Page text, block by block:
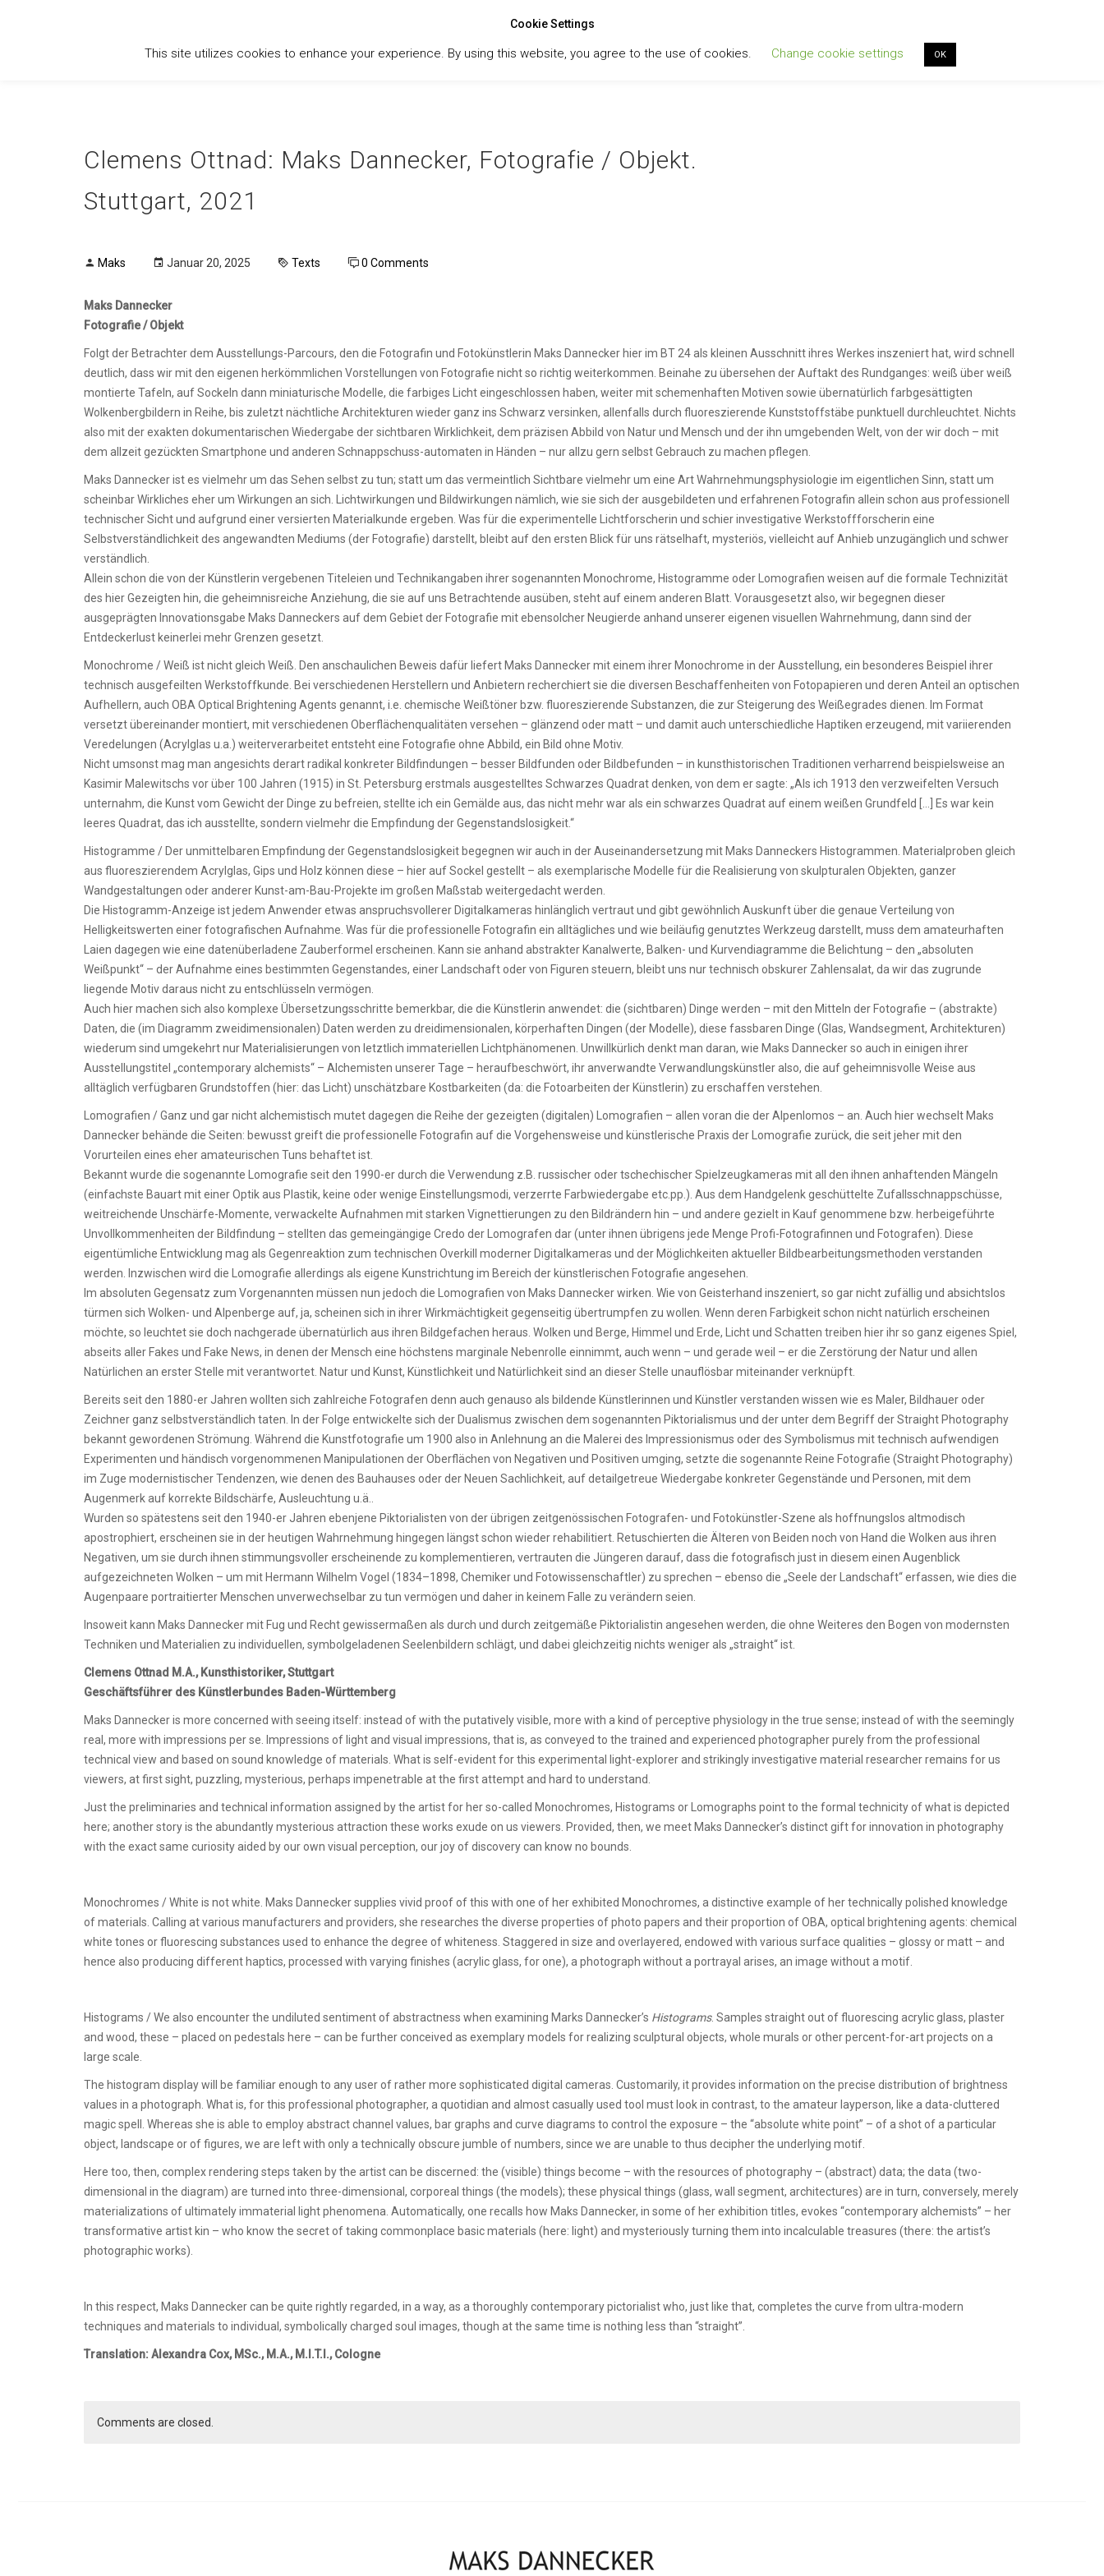
HOME ABOUT BLOG PORTFOLIO 2
Clemens Ottnad: Maks Dannecker, Fotografie / Objekt.
Stuttgart, 2021
Maks Januar 20, 2025 Texts 0 Comments
Maks Dannecker
Fotografie / Objekt
Folgt der Betrachter dem Ausstellungs-Parcours, den die Fotografin und Fotokünstlerin Maks Dannecker hier im BT 24 als kleinen Ausschnitt ihres Werkes inszeniert hat, wird schnell
deutlich, dass wir mit den eigenen herkömmlichen Vorstellungen von Fotografie nicht so richtig weiterkommen. Beinahe zu übersehen der Auftakt des Rundganges: weiß über weiß
montierte Tafeln, auf Sockeln dann miniaturische Modelle, die farbiges Licht eingeschlossen haben, weiter mit schemenhaften Motiven sowie übernatürlich farbgesättigten
Wolkenbergbildern in Reihe, bis zuletzt nächtliche Architekturen wieder ganz ins Schwarz versinken, allenfalls durch fluoreszierende Kunststoffstäbe punktuell durchleuchtet. Nichts
also mit der exakten dokumentarischen Wiedergabe der sichtbaren Wirklichkeit, dem präzisen Abbild von Natur und Mensch und der ihn umgebenden Welt, von der wir doch – mit
dem allzeit gezückten Smartphone und anderen Schnappschuss-automaten in Händen – nur allzu gern selbst Gebrauch zu machen pflegen.
Maks Dannecker ist es vielmehr um das Sehen selbst zu tun; statt um das vermeintlich Sichtbare vielmehr um eine Art Wahrnehmungsphysiologie im eigentlichen Sinn, statt um
scheinbar Wirkliches eher um Wirkungen an sich. Lichtwirkungen und Bildwirkungen nämlich, wie sie sich der ausgebildeten und erfahrenen Fotografin allein schon aus professionell
technischer Sicht und aufgrund einer versierten Materialkunde ergeben. Was für die experimentelle Lichtforscherin und schier investigative Werkstoffforscherin eine
Selbstverständlichkeit des angewandten Mediums (der Fotografie) darstellt, bleibt auf den ersten Blick für uns rätselhaft, mysteriös, vielleicht auf Anhieb unzugänglich und schwer
verständlich.
Allein schon die von der Künstlerin vergebenen Titeleien und Technikangaben ihrer sogenannten Monochrome, Histogramme oder Lomografien weisen auf die formale Technizität
des hier Gezeigten hin, die geheimnisreiche Anziehung, die sie auf uns Betrachtende ausüben, steht auf einem anderen Blatt. Vorausgesetzt also, wir begegnen dieser
ausgeprägten Innovationsgabe Maks Danneckers auf dem Gebiet der Fotografie mit ebensolcher Neugierde anhand unserer eigenen visuellen Wahrnehmung, dann sind der
Entdeckerlust keinerlei mehr Grenzen gesetzt.
Monochrome / Weiß ist nicht gleich Weiß. Den anschaulichen Beweis dafür liefert Maks Dannecker mit einem ihrer Monochrome in der Ausstellung, ein besonderes Beispiel ihrer
technisch ausgefeilten Werkstoffkunde. Bei verschiedenen Herstellern und Anbietern recherchiert sie die diversen Beschaffenheiten von Fotopapieren und deren Anteil an optischen
Aufhellern, auch OBA Optical Brightening Agents genannt, i.e. chemische Weißtöner bzw. fluoreszierende Substanzen, die zur Steigerung des Weißegrades dienen. Im Format
versetzt übereinander montiert, mit verschiedenen Oberflächenqualitäten versehen – glänzend oder matt – und damit auch unterschiedliche Haptiken erzeugend, mit variierenden
Veredelungen (Acrylglas u.a.) weiterverarbeitet entsteht eine Fotografie ohne Abbild, ein Bild ohne Motiv.
Nicht umsonst mag man angesichts derart radikal konkreter Bildfindungen – besser Bildfunden oder Bildbefunden – in kunsthistorischen Traditionen verharrend beispielsweise an
Kasimir Malewitschs vor über 100 Jahren (1915) in St. Petersburg erstmals ausgestelltes Schwarzes Quadrat denken, von dem er sagte: „Als ich 1913 den verzweifelten Versuch
unternahm, die Kunst vom Gewicht der Dinge zu befreien, stellte ich ein Gemälde aus, das nicht mehr war als ein schwarzes Quadrat auf einem weißen Grundfeld […] Es war kein
leeres Quadrat, das ich ausstellte, sondern vielmehr die Empfindung der Gegenstandslosigkeit.“
Histogramme / Der unmittelbaren Empfindung der Gegenstandslosigkeit begegnen wir auch in der Auseinandersetzung mit Maks Danneckers Histogrammen. Materialproben gleich
aus fluoreszierendem Acrylglas, Gips und Holz können diese – hier auf Sockel gestellt – als exemplarische Modelle für die Realisierung von skulpturalen Objekten, ganzer
Wandgestaltungen oder anderer Kunst-am-Bau-Projekte im großen Maßstab weitergedacht werden.
Die Histogramm-Anzeige ist jedem Anwender etwas anspruchsvollerer Digitalkameras hinlänglich vertraut und gibt gewöhnlich Auskunft über die genaue Verteilung von
Helligkeitswerten einer fotografischen Aufnahme. Was für die professionelle Fotografin ein alltägliches und wie beiläufig genutztes Werkzeug darstellt, muss dem amateurhaften
Laien dagegen wie eine datenüberladene Zauberformel erscheinen. Kann sie anhand abstrakter Kanalwerte, Balken- und Kurvendiagramme die Belichtung – den „absoluten
Weißpunkt“ – der Aufnahme eines bestimmten Gegenstandes, einer Landschaft oder von Figuren steuern, bleibt uns nur technisch obskurer Zahlensalat, da wir das zugrunde
liegende Motiv daraus nicht zu entschlüsseln vermögen.
Auch hier machen sich also komplexe Übersetzungsschritte bemerkbar, die die Künstlerin anwendet: die (sichtbaren) Dinge werden – mit den Mitteln der Fotografie – (abstrakte)
Daten, die (im Diagramm zweidimensionalen) Daten werden zu dreidimensionalen, körperhaften Dingen (der Modelle), diese fassbaren Dinge (Glas, Wandsegment, Architekturen)
wiederum sind umgekehrt nur Materialisierungen von letztlich immateriellen Lichtphänomenen. Unwillkürlich denkt man daran, wie Maks Dannecker so auch in einigen ihrer
Ausstellungstitel „contemporary alchemists“ – Alchemisten unserer Tage – heraufbeschwört, ihr anverwandte Verwandlungskünstler also, die auf geheimnisvolle Weise aus
alltäglich verfügbaren Grundstoffen (hier: das Licht) unschätzbare Kostbarkeiten (da: die Fotoarbeiten der Künstlerin) zu erschaffen verstehen.
Lomografien / Ganz und gar nicht alchemistisch mutet dagegen die Reihe der gezeigten (digitalen) Lomografien – allen voran die der Alpenlomos – an. Auch hier wechselt Maks
Dannecker behände die Seiten: bewusst greift die professionelle Fotografin auf die Vorgehensweise und künstlerische Praxis der Lomografie zurück, die seit jeher mit den
Vorurteilen eines eher amateurischen Tuns behaftet ist.
Bekannt wurde die sogenannte Lomografie seit den 1990-er durch die Verwendung z.B. russischer oder tschechischer Spielzeugkameras mit all den ihnen anhaftenden Mängeln
(einfachste Bauart mit einer Optik aus Plastik, keine oder wenige Einstellungsmodi, verzerrte Farbwiedergabe etc.pp.). Aus dem Handgelenk geschüttelte Zufallsschnappschüsse,
weitreichende Unschärfe-Momente, verwackelte Aufnahmen mit starken Vignettierungen zu den Bildrändern hin – und andere gezielt in Kauf genommene bzw. herbeigeführte
Unvollkommenheiten der Bildfindung – stellten das gemeingängige Credo der Lomografen dar (unter ihnen übrigens jede Menge Profi-Fotografinnen und Fotografen). Diese
eigentümliche Entwicklung mag als Gegenreaktion zum technischen Overkill moderner Digitalkameras und der Möglichkeiten aktueller Bildbearbeitungsmethoden verstanden
werden. Inzwischen wird die Lomografie allerdings als eigene Kunstrichtung im Bereich der künstlerischen Fotografie angesehen.
Im absoluten Gegensatz zum Vorgenannten müssen nun jedoch die Lomografien von Maks Dannecker wirken. Wie von Geisterhand inszeniert, so gar nicht zufällig und absichtslos
türmen sich Wolken- und Alpenberge auf, ja, scheinen sich in ihrer Wirkmächtigkeit gegenseitig übertrumpfen zu wollen. Wenn deren Farbigkeit schon nicht natürlich erscheinen
möchte, so leuchtet sie doch nachgerade übernatürlich aus ihren Bildgefachen heraus. Wolken und Berge, Himmel und Erde, Licht und Schatten treiben hier ihr so ganz eigenes Spiel,
abseits aller Fakes und Fake News, in denen der Mensch eine höchstens marginale Nebenrolle einnimmt, auch wenn – und gerade weil – er die Zerstörung der Natur und allen
Natürlichen an erster Stelle mit verantwortet. Natur und Kunst, Künstlichkeit und Natürlichkeit sind an dieser Stelle unauflösbar miteinander verknüpft.
Bereits seit den 1880-er Jahren wollten sich zahlreiche Fotografen denn auch genauso als bildende Künstlerinnen und Künstler verstanden wissen wie es Maler, Bildhauer oder
Zeichner ganz selbstverständlich taten. In der Folge entwickelte sich der Dualismus zwischen dem sogenannten Piktorialismus und der unter dem Begriff der Straight Photography
bekannt gewordenen Strömung. Während die Kunstfotografie um 1900 also in Anlehnung an die Malerei des Impressionismus oder des Symbolismus mit technisch aufwendigen
Experimenten und händisch vorgenommenen Manipulationen der Oberflächen von Negativen und Positiven umging, setzte die sogenannte Reine Fotografie (Straight Photography)
im Zuge modernistischer Tendenzen, wie denen des Bauhauses oder der Neuen Sachlichkeit, auf detailgetreue Wiedergabe konkreter Gegenstände und Personen, mit dem
Augenmerk auf korrekte Bildschärfe, Ausleuchtung u.ä..
Wurden so spätestens seit den 1940-er Jahren ebenjene Piktorialisten von der übrigen zeitgenössischen Fotografen- und Fotokünstler-Szene als hoffnungslos altmodisch
apostrophiert, erscheinen sie in der heutigen Wahrnehmung hingegen längst schon wieder rehabilitiert. Retuschierten die Älteren von Beiden noch von Hand die Wolken aus ihren
Negativen, um sie durch ihnen stimmungsvoller erscheinende zu komplementieren, vertrauten die Jüngeren darauf, dass die fotografisch just in diesem einen Augenblick
aufgezeichneten Wolken – um mit Hermann Wilhelm Vogel (1834–1898, Chemiker und Fotowissenschaftler) zu sprechen – ebenso die „Seele der Landschaft“ erfassen, wie dies die
Augenpaare portraitierter Menschen unverwechselbar zu tun vermögen und daher in keinem Falle zu verändern seien.
Insoweit kann Maks Dannecker mit Fug und Recht gewissermaßen als durch und durch zeitgemäße Piktorialistin angesehen werden, die ohne Weiteres den Bogen von modernsten
Techniken und Materialien zu individuellen, symbolgeladenen Seelenbildern schlägt, und dabei gleichzeitig nichts weniger als „straight“ ist.
Clemens Ottnad M.A., Kunsthistoriker, Stuttgart
Geschäftsführer des Künstlerbundes Baden-Württemberg
Maks Dannecker is more concerned with seeing itself: instead of with the putatively visible, more with a kind of perceptive physiology in the true sense; instead of with the seemingly
real, more with impressions per se. Impressions of light and visual impressions, that is, as conveyed to the trained and experienced photographer purely from the professional
technical view and based on sound knowledge of materials. What is self-evident for this experimental light-explorer and strikingly investigative material researcher remains for us
viewers, at first sight, puzzling, mysterious, perhaps impenetrable at the first attempt and hard to understand.
Just the preliminaries and technical information assigned by the artist for her so-called Monochromes, Histograms or Lomographs point to the formal technicity of what is depicted
here; another story is the abundantly mysterious attraction these works exude on us viewers. Provided, then, we meet Maks Dannecker’s distinct gift for innovation in photography
with the exact same curiosity aided by our own visual perception, our joy of discovery can know no bounds.
Monochromes / White is not white. Maks Dannecker supplies vivid proof of this with one of her exhibited Monochromes, a distinctive example of her technically polished knowledge
of materials. Calling at various manufacturers and providers, she researches the diverse properties of photo papers and their proportion of OBA, optical brightening agents: chemical
white tones or fluorescing substances used to enhance the degree of whiteness. Staggered in size and overlayered, endowed with various surface qualities – glossy or matt – and
hence also producing different haptics, processed with varying finishes (acrylic glass, for one), a photograph without a portrayal arises, an image without a motif.
Histograms / We also encounter the undiluted sentiment of abstractness when examining Marks Dannecker’s Histograms. Samples straight out of fluorescing acrylic glass, plaster
and wood, these – placed on pedestals here – can be further conceived as exemplary models for realizing sculptural objects, whole murals or other percent-for-art projects on a
large scale.
The histogram display will be familiar enough to any user of rather more sophisticated digital cameras. Customarily, it provides information on the precise distribution of brightness
values in a photograph. What is, for this professional photographer, a quotidian and almost casually used tool must look in contrast, to the amateur layperson, like a data-cluttered
magic spell. Whereas she is able to employ abstract channel values, bar graphs and curve diagrams to control the exposure – the “absolute white point” – of a shot of a particular
object, landscape or of figures, we are left with only a technically obscure jumble of numbers, since we are unable to thus decipher the underlying motif.
Here too, then, complex rendering steps taken by the artist can be discerned: the (visible) things become – with the resources of photography – (abstract) data; the data (two-
dimensional in the diagram) are turned into three-dimensional, corporeal things (the models); these physical things (glass, wall segment, architectures) are in turn, conversely, merely
materializations of ultimately immaterial light phenomena. Automatically, one recalls how Maks Dannecker, in some of her exhibition titles, evokes “contemporary alchemists” – her
transformative artist kin – who know the secret of taking commonplace basic materials (here: light) and mysteriously turning them into incalculable treasures (there: the artist’s
photographic works).
In this respect, Maks Dannecker can be quite rightly regarded, in a way, as a thoroughly contemporary pictorialist who, just like that, completes the curve from ultra-modern
techniques and materials to individual, symbolically charged soul images, though at the same time is nothing less than “straight”.
Translation: Alexandra Cox, MSc., M.A., M.I.T.I., Cologne
Comments are closed.
Cookie Settings
This site utilizes cookies to enhance your experience. By using this website, you agree to the use of cookies. Change cookie settings OK